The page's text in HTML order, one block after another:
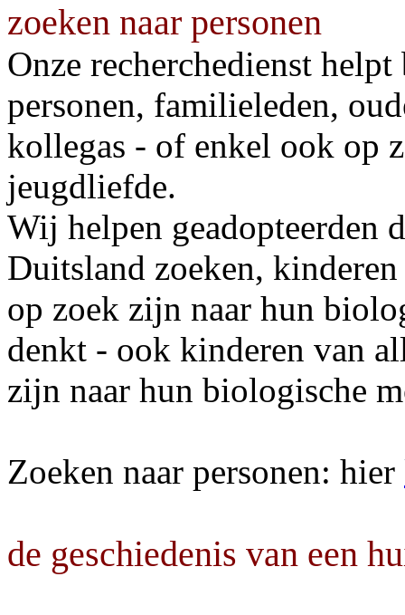
zoeken naar personen
Onze recherchedienst
personen, familieleden,
kollegas - of enkel ook op
jeugdliefde.
Wij helpen geadopteerden
Duitsland zoeken,
op zoek zijn naar hun
denkt - ook kinderen van
zijn naar hun biologische
Zoeken naar personen: hier
de geschiedenis van een